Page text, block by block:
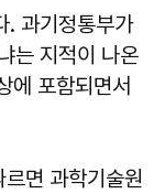
. 과기정통부가
는 지적이 나온
에 포함되면서
면 과학기술원